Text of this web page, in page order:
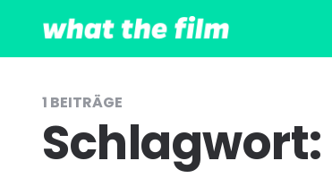
1 BEITRÄGE
Schlagwort: